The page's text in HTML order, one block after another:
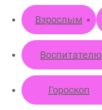
Взрослым
Воспитателю
Гороскоп